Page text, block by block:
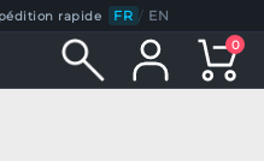
rapide FR / EN
0